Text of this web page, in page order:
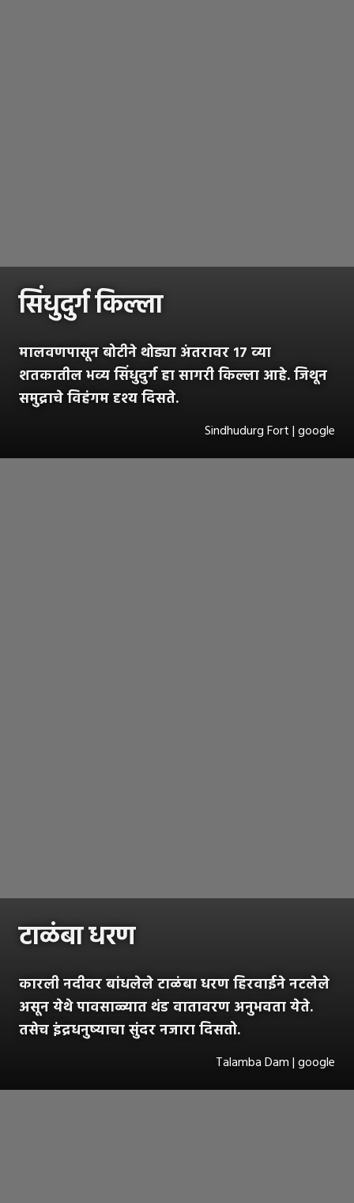
सिंधुदुर्ग किल्ला
मालवणपासून बोटीने थोड्या अंतरावर १७ व्या
शतकातील भव्य सिंधुदुर्ग हा सागरी किल्ला आहे. जिथून
समुद्राचे विहंगम दृश्य दिसते.
Sindhudurg Fort | google
टाळंबा धरण
कारली नदीवर बांधलेले टाळंबा धरण हिरवाईने नटलेले
असून येथे पावसाळ्यात थंड वातावरण अनुभवता येते.
तसेच इंद्रधनुष्याचा सुंदर नजारा दिसतो.
Talamba Dam | google